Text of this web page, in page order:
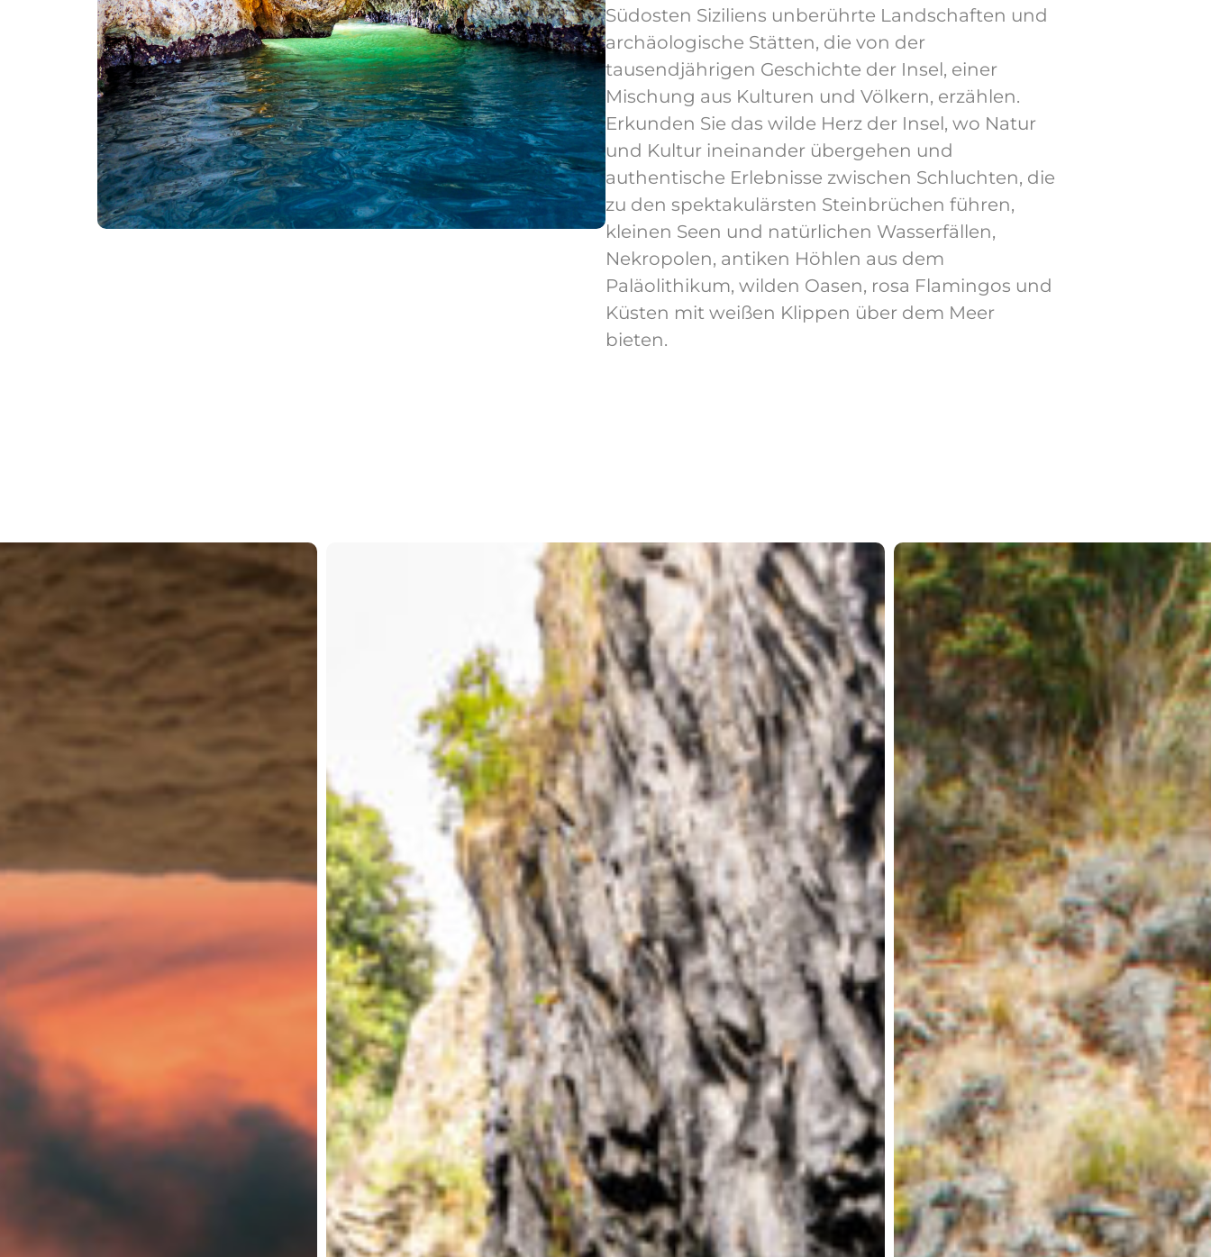
Südosten Siziliens unberührte Landschaften und
archäologische Stätten, die von der
tausendjährigen Geschichte der Insel, einer
Mischung aus Kulturen und Völkern, erzählen.
Erkunden Sie das wilde Herz der Insel, wo Natur
und Kultur ineinander übergehen und
authentische Erlebnisse zwischen Schluchten, die
zu den spektakulärsten Steinbrüchen führen,
kleinen Seen und natürlichen Wasserfällen,
Nekropolen, antiken Höhlen aus dem
Paläolithikum, wilden Oasen, rosa Flamingos und
Küsten mit weißen Klippen über dem Meer
bieten.